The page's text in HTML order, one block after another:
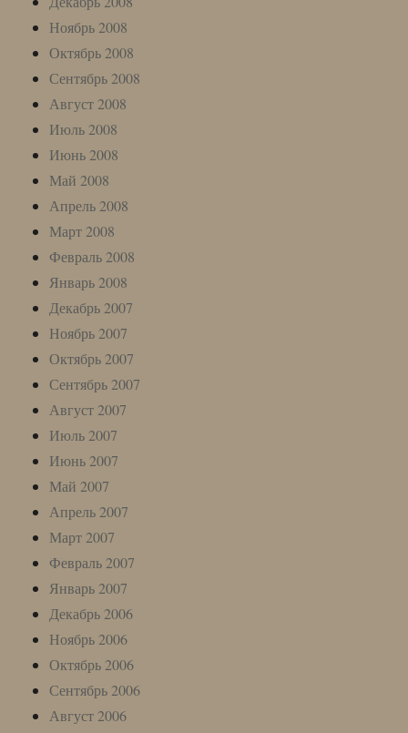
Ноябрь 2008
Октябрь 2008
Сентябрь 2008
Август 2008
Июль 2008
Июнь 2008
Май 2008
Апрель 2008
Март 2008
Февраль 2008
Январь 2008
Декабрь 2007
Ноябрь 2007
Октябрь 2007
Сентябрь 2007
Август 2007
Июль 2007
Июнь 2007
Май 2007
Апрель 2007
Март 2007
Февраль 2007
Январь 2007
Декабрь 2006
Ноябрь 2006
Октябрь 2006
Сентябрь 2006
Август 2006